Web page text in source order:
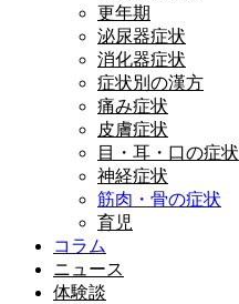
更年期
泌尿器症状
消化器症状
症状別の漢方
痛み症状
皮膚症状
目・耳・口の症状
神経症状
筋肉・骨の症状
育児
コラム
ニュース
体験談